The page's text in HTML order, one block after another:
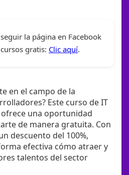
la página en Facebook
gratis: Clic aquí.
en el campo de la
Este curso de IT
una oportunidad
de manera gratuita. Con
descuento del 100%,
efectiva cómo atraer y
talentos del sector